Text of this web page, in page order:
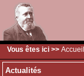
Vous êtes ici >> Accueil
Actualités